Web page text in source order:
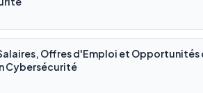
Offres d'Emploi et Opportunités
Cybersécurité